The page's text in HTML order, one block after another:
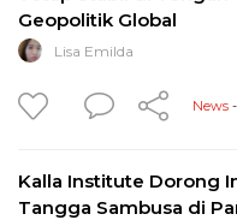
Geopolitik Global
Lisa Emilda
News
Kalla Institute Dorong
Tangga Sambusa di